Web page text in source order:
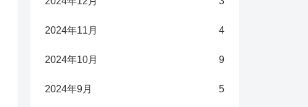
2024年11月 4
2024年10月 9
2024年9月 5